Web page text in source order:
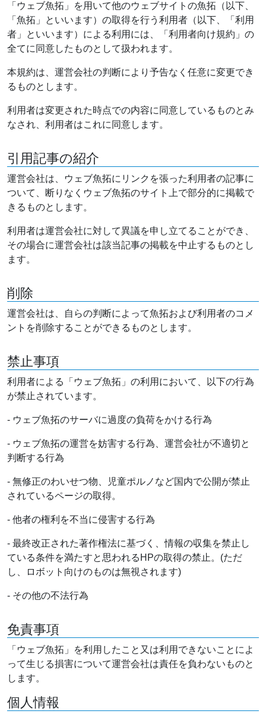
「ウェブ魚拓」を用いて他のウェブサイトの魚拓（以下、
「魚拓」といいます）の取得を行う利用者（以下、「利用
者」といいます）による利用には、「利用者向け規約」の
全てに同意したものとして扱われます。
本規約は、運営会社の判断により予告なく任意に変更でき
るものとします。
利用者は変更された時点での内容に同意しているものとみ
なされ、利用者はこれに同意します。
引用記事の紹介
運営会社は、ウェブ魚拓にリンクを張った利用者の記事に
ついて、断りなくウェブ魚拓のサイト上で部分的に掲載で
きるものとします。
利用者は運営会社に対して異議を申し立てることができ、
その場合に運営会社は該当記事の掲載を中止するものとし
ます。
削除
運営会社は、自らの判断によって魚拓および利用者のコメ
ントを削除することができるものとします。
禁止事項
利用者による「ウェブ魚拓」の利用において、以下の行為
が禁止されています。
- ウェブ魚拓のサーバに過度の負荷をかける行為
- ウェブ魚拓の運営を妨害する行為、運営会社が不適切と
判断する行為
- 無修正のわいせつ物、児童ポルノなど国内で公開が禁止
されているページの取得。
- 他者の権利を不当に侵害する行為
- 最終改正された著作権法に基づく、情報の収集を禁止し
ている条件を満たすと思われるHPの取得の禁止。(ただ
し、ロボット向けのものは無視されます)
- その他の不法行為
免責事項
「ウェブ魚拓」を利用したこと又は利用できないことによ
って生じる損害について運営会社は責任を負わないものと
します。
個人情報